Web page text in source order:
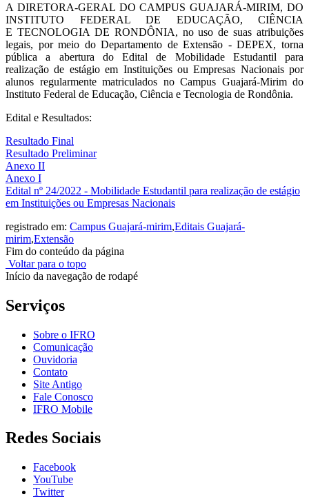
A DIRETORA-GERAL DO CAMPUS GUAJARÁ-MIRIM, DO
INSTITUTO FEDERAL DE EDUCAÇÃO, CIÊNCIA
E TECNOLOGIA DE RONDÔNIA, no uso de suas atribuições
legais, por meio do Departamento de Extensão - DEPEX, torna
pública a abertura do Edital de Mobilidade Estudantil para
realização de estágio em Instituições ou Empresas Nacionais por
alunos regularmente matriculados no Campus Guajará-Mirim do
Instituto Federal de Educação, Ciência e Tecnologia de Rondônia.
Edital e Resultados:
Resultado Final
Resultado Preliminar
Anexo II
Anexo I
Edital nº 24/2022 - Mobilidade Estudantil para realização de estágio
em Instituições ou Empresas Nacionais
registrado em: Campus Guajará-mirim,Editais Guajará-
mirim,Extensão
Fim do conteúdo da página
Voltar para o topo
Início da navegação de rodapé
Serviços
Sobre o IFRO
Comunicação
Ouvidoria
Contato
Site Antigo
Fale Conosco
IFRO Mobile
Redes Sociais
Facebook
YouTube
Twitter